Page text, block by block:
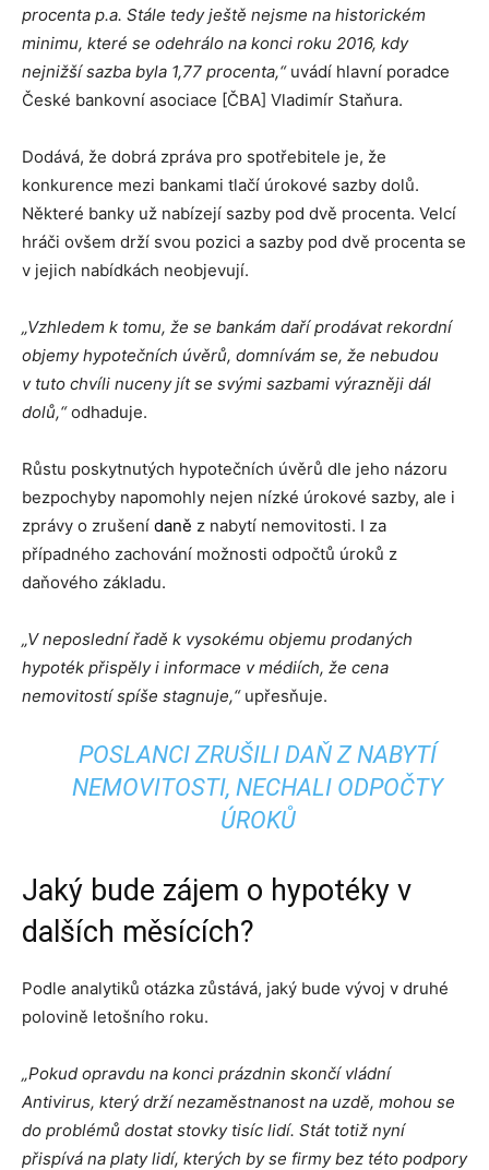
procenta p.a. Stále tedy ještě nejsme na historickém
minimu, které se odehrálo na konci roku 2016, kdy
nejnižší sazba byla 1,77 procenta,“ uvádí hlavní poradce
České bankovní asociace [ČBA] Vladimír Staňura.
Dodává, že dobrá zpráva pro spotřebitele je, že
konkurence mezi bankami tlačí úrokové sazby dolů.
Některé banky už nabízejí sazby pod dvě procenta. Velcí
hráči ovšem drží svou pozici a sazby pod dvě procenta se
v jejich nabídkách neobjevují.
„Vzhledem k tomu, že se bankám daří prodávat rekordní
objemy hypotečních úvěrů, domnívám se, že nebudou
v tuto chvíli nuceny jít se svými sazbami výrazněji dál
dolů,“odhaduje.
Růstu poskytnutých hypotečních úvěrů dle jeho názoru
bezpochyby napomohly nejen nízké úrokové sazby, ale i
zprávy o zrušení daně z nabytí nemovitosti. I za
případného zachování možnosti odpočtů úroků z
daňového základu.
„V neposlední řadě k vysokému objemu prodaných
hypoték přispěly i informace v médiích, že cena
nemovitostí spíše stagnuje,“upřesňuje.
POSLANCI ZRUŠILI DAŇ Z NABYTÍ
NEMOVITOSTI, NECHALI ODPOČTY
ÚROKŮ
Jaký bude zájem o hypotéky v
dalších měsících?
Podle analytiků otázka zůstává, jaký bude vývoj v druhé
polovině letošního roku.
„Pokud opravdu na konci prázdnin skončí vládní
Antivirus, který drží nezaměstnanost na uzdě, mohou se
do problémů dostat stovky tisíc lidí. Stát totiž nyní
přispívá na platy lidí, kterých by se firmy bez této podpory